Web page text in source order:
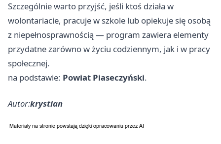
Szczególnie warto przyjść, jeśli ktoś działa w
wolontariacie, pracuje w szkole lub opiekuje się osobą
z niepełnosprawnością — program zawiera elementy
przydatne zarówno w życiu codziennym, jak i w pracy
społecznej.
na podstawie: Powiat Piaseczyński.
Autor:krystian